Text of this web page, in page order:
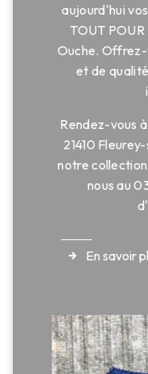
aujourd'hui
TOUT
Ouche.
et de
Rendez-vous
21410
notre
nous au
En savoir